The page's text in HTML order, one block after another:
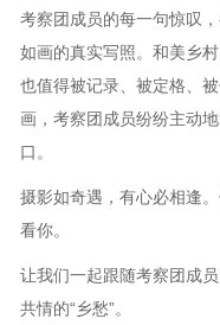
考察团成员的每一句惊叹
如画的真实写照。和美乡
也值得被记录、被定格、
画，考察团成员纷纷主动
口。
摄影如奇遇，有心必相逢
看你。
让我们一起跟随考察团成
共情的“乡愁”。